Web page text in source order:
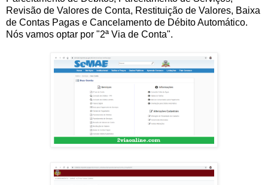
Revisão de Valores de Conta, Restituição de Valores, Baixa
de Contas Pagas e Cancelamento de Débito Automático.
Nós vamos optar por "2ª Via de Conta".